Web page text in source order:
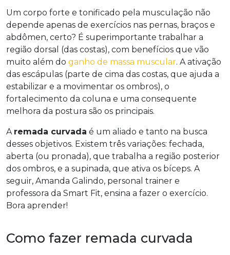
Um corpo forte e tonificado pela musculação não
depende apenas de exercícios nas pernas, braços e
abdômen, certo? É superimportante trabalhar a
região dorsal (das costas), com benefícios que vão
muito além do ganho de massa muscular. A ativação
das escápulas (parte de cima das costas, que ajuda a
estabilizar e a movimentar os ombros), o
fortalecimento da coluna e uma consequente
melhora da postura são os principais.
A remada curvada é um aliado e tanto na busca
desses objetivos. Existem três variações: fechada,
aberta (ou pronada), que trabalha a região posterior
dos ombros, e a supinada, que ativa os bíceps. A
seguir, Amanda Galindo, personal trainer e
professora da Smart Fit, ensina a fazer o exercício.
Bora aprender!
Como fazer remada curvada